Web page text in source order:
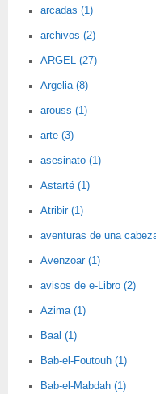
arcadas (1)
archivos (2)
ARGEL (27)
Argelia (8)
arouss (1)
arte (3)
asesinato (1)
Astarté (1)
Atribir (1)
aventuras de una
Avenzoar (1)
avisos de e-Libro (2)
Azima (1)
Baal (1)
Bab-el-Foutouh (1)
Bab-el-Mabdah (1)